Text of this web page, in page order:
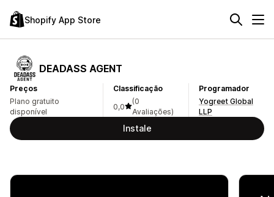
Shopify App Store
DEADASS AGENT
Preços
Plano gratuito
disponível
Classificação
0,0
(0
Avaliações)
Programador
Yogreet Global
LLP
Instale